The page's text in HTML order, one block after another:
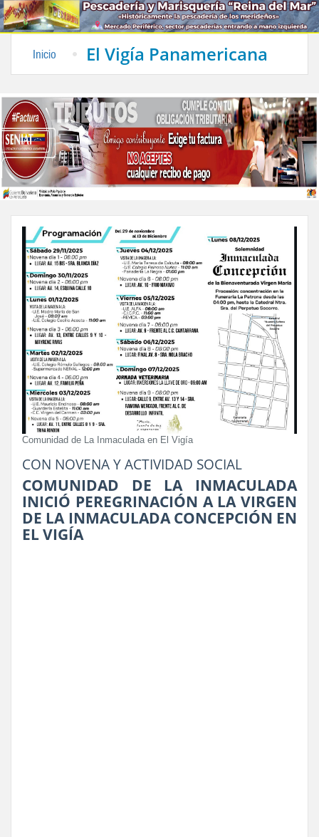
Inicio El Vigía Panamericana
Comunidad de La Inmaculada en El Vigía
CON NOVENA Y ACTIVIDAD SOCIAL
COMUNIDAD DE LA INMACULADA
INICIÓ PEREGRINACIÓN A LA VIRGEN
DE LA INMACULADA CONCEPCIÓN EN
EL VIGÍA